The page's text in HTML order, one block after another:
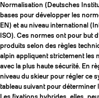
Normalisation (Deutsches
bases pour développer les
EN) et au niveau international
ISO). Ces normes ont pour but
produits selon des règles
alpin appliquent strictement les
avec la plus haute sécurité. En
niveau du skieur pour régler ce
tableau suivant pour déterminer